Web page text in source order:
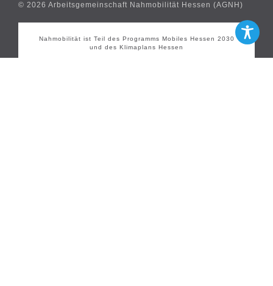
© 2026 Arbeitsgemeinschaft Nahmobilität Hessen (AGNH)
Nahmobilität ist Teil des Programms Mobiles Hessen 2030
und des Klimaplans Hessen